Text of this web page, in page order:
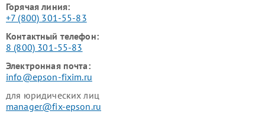
Горячая линия:
+7 (800) 301-55-83
Контактный телефон:
8 (800) 301-55-83
Электронная почта:
info@epson-fixim.ru
для юридических лиц
manager@fix-epson.ru